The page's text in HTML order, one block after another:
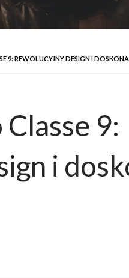
9: REWOLUCYJNY DESIGN I
9:
i